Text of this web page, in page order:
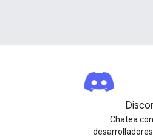
Chatea